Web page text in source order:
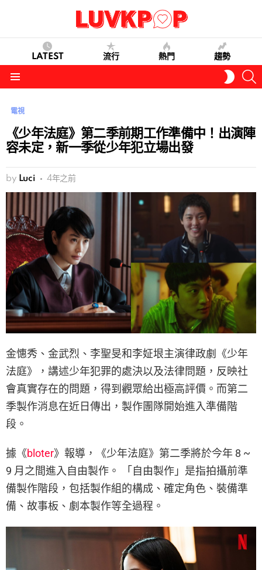
LATEST 流行 熱門 趨勢
SKIN
電視
《少年法庭》第二季前期工作準備中！出演陣
容未定，新一季從少年犯立場出發
by Luci 4年之前
金憓秀、金武烈、李聖旻和李姃垠主演律政劇《少年
法庭》，講述少年犯罪的處決以及法律問題，反映社
會真實存在的問題，得到觀眾給出極高評價。而第二
季製作消息在近日傳出，製作團隊開始進入準備階
段。
據《bloter》報導，《少年法庭》第二季將於今年 8 ~
9 月之間進入自由製作。 「自由製作」是指拍攝前準
備製作階段，包括製作組的構成、確定角色、裝備準
備、故事板、劇本製作等全過程。